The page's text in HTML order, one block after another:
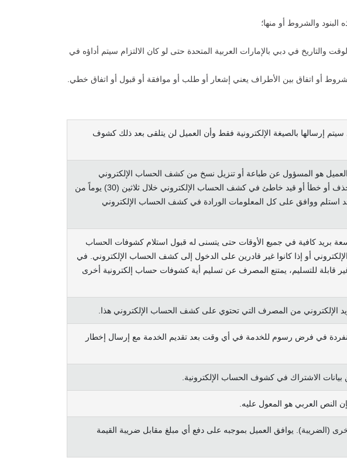
والشروط أو منها؛
والتاريخ في دبي بالإمارات العربية المتحدة حتى لو كان الالتزام سيتم أداؤه في
أو اتفاق بين الأطراف يعني إشعار أو طلب أو موافقة أو قبول أو اتفاق خطي.
سيتم إرسالها بالصيغة الإلكترونية فقط وأن العميل لن يتلقى بعد ذلك كشوف
هو المسؤول عن طباعة أو تنزيل نسخ من كشف الحساب الإلكتروني
الخاصة بهم لوضعه في سجلاتهم الدائمة. يوافق العميل على إخطار المصرف فيما يتعلق بأي تناقض أو حذف أو خطأ أو قيد خاطئ في كشف الحساب الإلكتروني خلال ثلاثين (30) يوماً من
(30) يوماً المذكورة، يتم اعتبار العميل قد استلم ووافق على كل المعلومات الورادة في كشف الحساب الإلكتروني
بريد كافية في جميع الأوقات حتى يتسنى له قبول استلام كشوفات الحساب
أو إذا كانوا غير قادرين على الدخول إلى كشف الحساب الإلكتروني. في
قابلة للتسليم، يمتنع المصرف عن تسليم أية كشوفات حساب إلكترونية أخرى
الإلكتروني من المصرف التي تحتوي على كشف الحساب الإلكتروني هذا.
في فرض رسوم للخدمة في أي وقت بعد تقديم الخدمة مع إرسال إخطار
النص العربي هو المعول عليه.
(الضريبة). يوافق العميل بموجبه على دفع أي مبلغ مقابل ضريبة القيمة